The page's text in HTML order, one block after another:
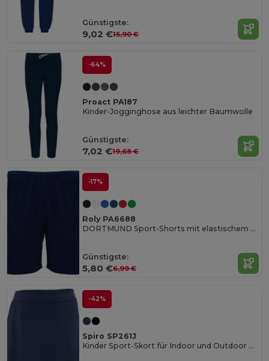
Günstigste:
9,02 €15,90 €
-64%
Proact PA187
Kinder-Jogginghose aus leichter Baumwolle
Günstigste:
7,02 €19,68 €
-17%
Roly PA6688
DORTMUND Sport-Shorts mit elastischem Bund und innenliegendem Kordelzug und Sicherheitsnähten
Günstigste:
5,80 €6,99 €
-42%
Spiro SP261J
Kinder Sport-Skort für Indoor und Outdoor Aktivitäten